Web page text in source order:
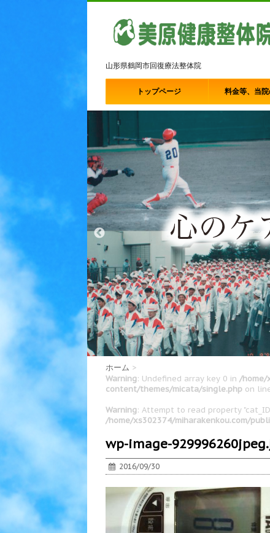
山形県鶴岡市回復療法整体院
トップページ 料金等、当
ホーム >
Warning: Undefined array key 0 in /home/
content/themes/micata/single.php on
Warning: Attempt to read property
/home/xs302374/miharakenkou.com/
wp-image-
2016/09/30